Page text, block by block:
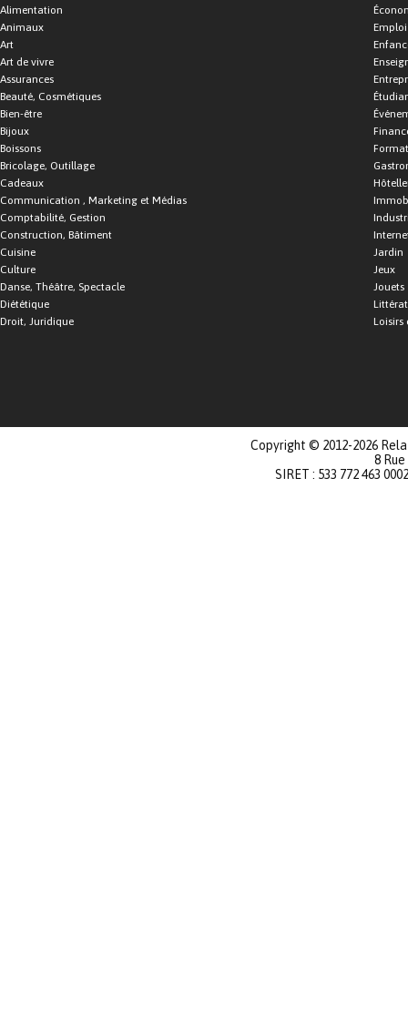
Alimentation
Animaux
Art
Art de vivre
Assurances
Beauté, Cosmétiques
Bien-être
Bijoux
Boissons
Bricolage, Outillage
Cadeaux
Communication , Marketing et Médias
Comptabilité, Gestion
Construction, Bâtiment
Cuisine
Culture
Danse, Théâtre, Spectacle
Diététique
Droit, Juridique
Emploi
Jardin
Jeux
Jouets
Loisirs
Copyright © 2012-2026
8
SIRET : 533 772 463